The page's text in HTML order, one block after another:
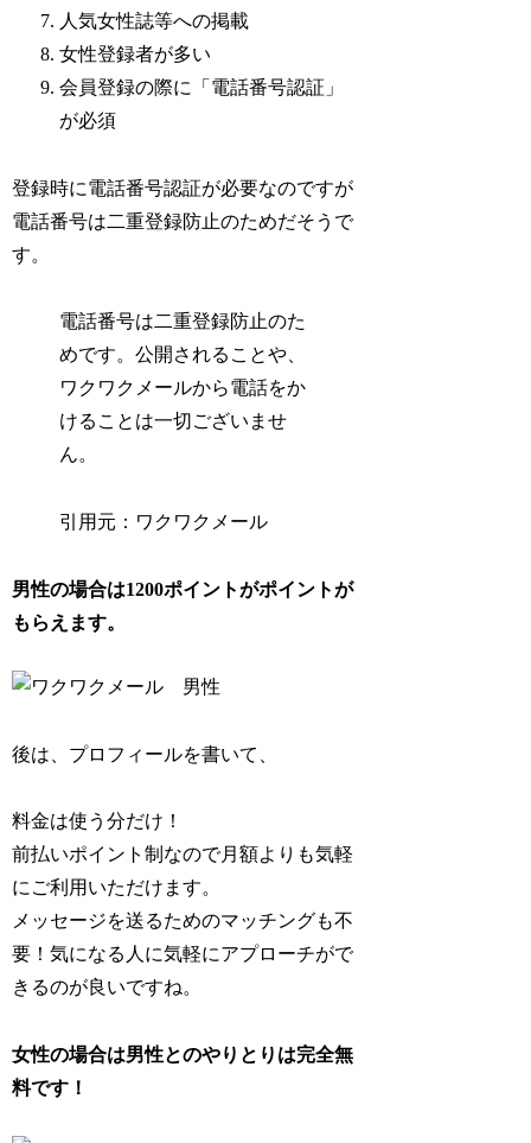
人気女性誌等への掲載
女性登録者が多い
会員登録の際に「電話番号認証」
が必須
登録時に電話番号認証が必要なのですが
電話番号は二重登録防止のためだそうで
す。
電話番号は二重登録防止のた
めです。公開されることや、
ワクワクメールから電話をか
けることは一切ございませ
ん。
引用元：ワクワクメール
男性の場合は1200ポイントがポイントが
もらえます。
後は、プロフィールを書いて、
料金は使う分だけ！
前払いポイント制なので月額よりも気軽
にご利用いただけます。
メッセージを送るためのマッチングも不
要！気になる人に気軽にアプローチがで
きるのが良いですね。
女性の場合は男性とのやりとりは完全無
料です！